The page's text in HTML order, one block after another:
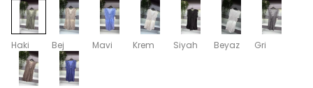
Haki Bej Mavi Krem Siyah Beyaz Gri